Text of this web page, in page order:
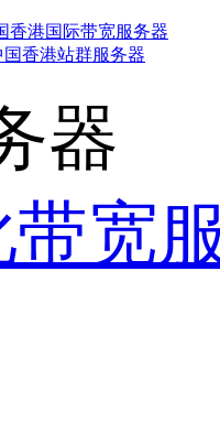
香港国际带宽服务器
国香港站群服务器
器
带宽